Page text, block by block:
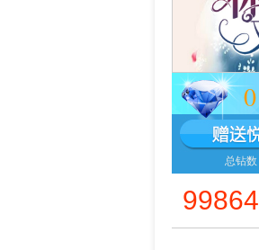
0
总钻数